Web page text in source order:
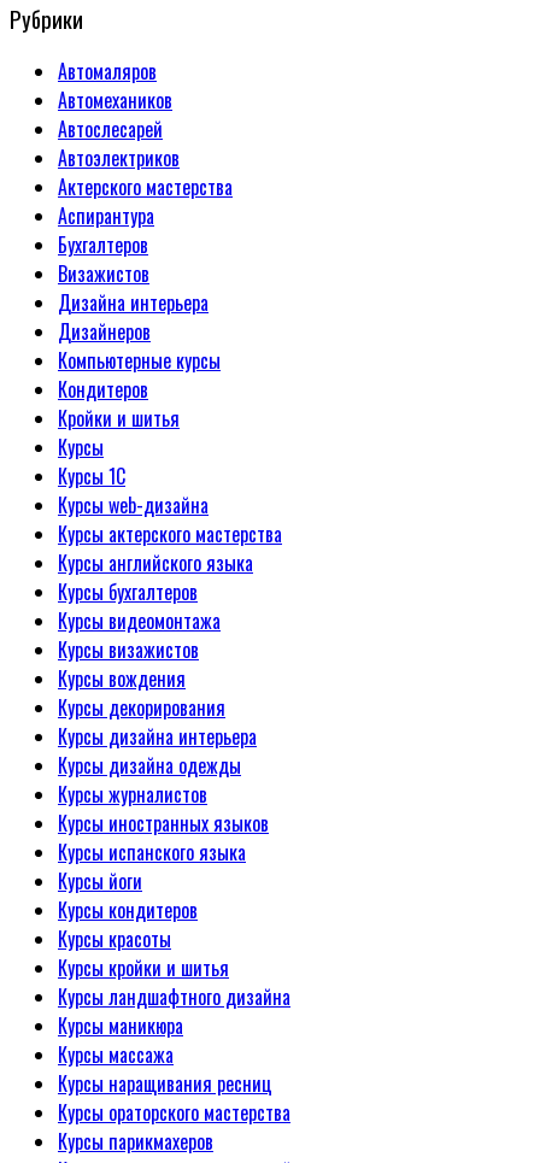
Рубрики
Автомаляров
Автомехаников
Автослесарей
Автоэлектриков
Актерского мастерства
Аспирантура
Бухгалтеров
Визажистов
Дизайна интерьера
Дизайнеров
Компьютерные курсы
Кондитеров
Кройки и шитья
Курсы
Курсы 1С
Курсы web-дизайна
Курсы актерского мастерства
Курсы английского языка
Курсы бухгалтеров
Курсы видеомонтажа
Курсы визажистов
Курсы вождения
Курсы декорирования
Курсы дизайна интерьера
Курсы дизайна одежды
Курсы журналистов
Курсы иностранных языков
Курсы испанского языка
Курсы йоги
Курсы кондитеров
Курсы красоты
Курсы кройки и шитья
Курсы ландшафтного дизайна
Курсы маникюра
Курсы массажа
Курсы наращивания ресниц
Курсы ораторского мастерства
Курсы парикмахеров